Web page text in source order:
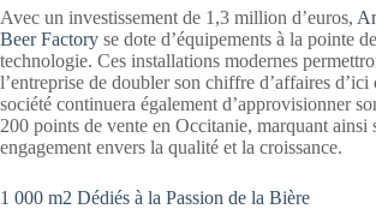
Avec un investissement de 1,3 million d’euros,
Beer Factory se dote d’équipements à la pointe
technologie. Ces installations modernes
l’entreprise de doubler son chiffre d’affaires d’ici
société continuera également d’approvisionner
200 points de vente en Occitanie, marquant ainsi
engagement envers la qualité et la croissance.
1 000 m2 Dédiés à la Passion de la Bière